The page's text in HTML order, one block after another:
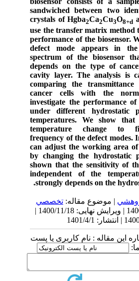
sandwiched between two
crystals ofHgba2Ca2Cu3O8+ d
use the transfer matrix
performance of the biosensor.
defect mode appears in
spectrum of the biosensor
depends on the type of
cavity layer. The analysis is
comparing the
cancer cells with the
investigate the performance
under different hydrostatic
temperatures. We show
temperature change to
frequency of the defect
can adjust the working area
by changing the hydrostatic
shown that the sensitivity of
independent of the
strongly depends on the
| موضوع مقاله:تخصصي
دریافت: 1400/6/14 | ویرایش نهایی: 1400/11/18 |
این مقاله : نام کاربری یا پست